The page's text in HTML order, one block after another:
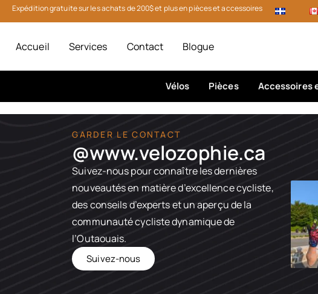
Expédition gratuite sur les achats de 200$ et plus en pièces et accessoires
Accueil Services Contact Blogue
Vélos Pièces Accessoires
GARDER LE CONTACT
@www.velozophie.ca​
Suivez-nous pour connaître les dernières
nouveautés en matière d’excellence cycliste,
des conseils d’experts et un aperçu de la
communauté cycliste dynamique de
l’Outaouais.
Suivez-nous